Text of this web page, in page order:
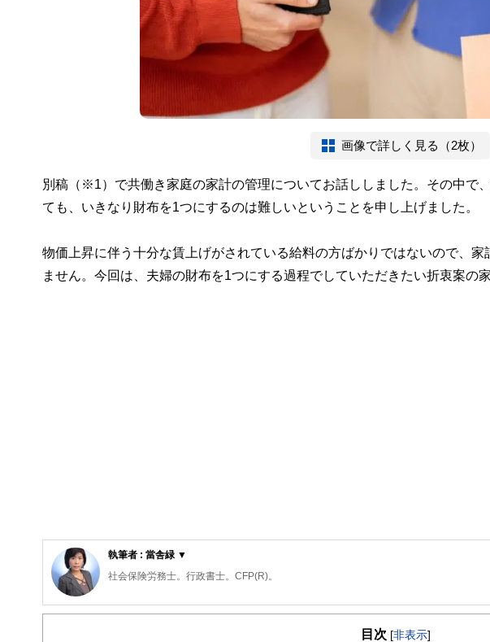
画像で詳しく見る（2枚）
別稿（※1）で共働き家庭の家計の管理についてお話ししました。その中で
ても、いきなり財布を1つにするのは難しいということを申し上げました。
物価上昇に伴う十分な賃上げがされている給料の方ばかりではないので、
ません。今回は、夫婦の財布を1つにする過程でしていただきたい折衷案の
執筆者 : 當舎緑 ▼
社会保険労務士。行政書士。CFP(R)。
阪神淡路大震災の経験から、法律やお金の大切さを実感し、開業後は、顧問先の会社
婦の友社）「もらい忘れ年金の受け取り方」（近代セールス社）など。女2人男1人の3
目次 [非表示]